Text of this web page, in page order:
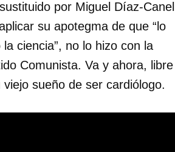
por Miguel Díaz-Canel
su apotegma de que “lo
ciencia”, no lo hizo con la
Comunista. Va y ahora,
sueño de ser cardiólogo.